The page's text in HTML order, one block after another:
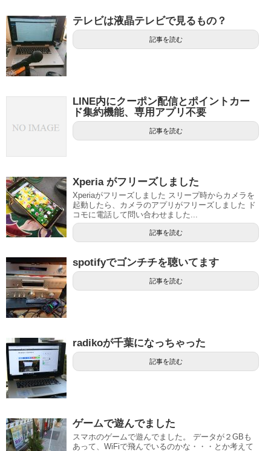
テレビは液晶テレビで見るもの？
記事を読む
LINE内にクーポン配信とポイントカー
ド集約機能、専用アプリ不要
記事を読む
Xperia がフリーズしました
Xperiaがフリーズしました スリープ時からカメラを
起動したら、カメラのアプリがフリーズしました ド
コモに電話して問い合わせました...
記事を読む
spotifyでゴンチチを聴いてます
記事を読む
radikoが千葉になっちゃった
記事を読む
ゲームで遊んでました
スマホのゲームで遊んでました。 データが２GBも
あって、WiFiで飛んでいるのかな・・・とか考えて